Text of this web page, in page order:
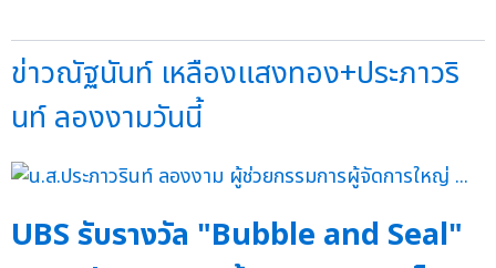
ข่าวณัฐนันท์ เหลืองแสงทอง+ประภาวริ
นท์ ลองงามวันนี้
UBS รับรางวัล "Bubble and Seal"